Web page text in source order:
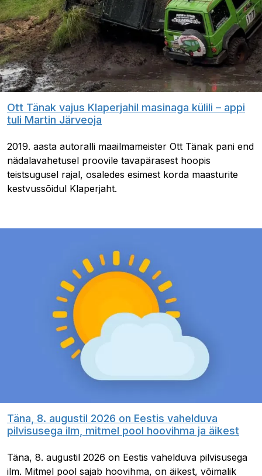
Ott Tänak vajus Klaperjahil masinaga külili – appi
tuli Martin Järveoja
2019. aasta autoralli maailmameister Ott Tänak pani end
nädalavahetusel proovile tavapärasest hoopis
teistsugusel rajal, osaledes esimest korda maasturite
kestvussõidul Klaperjaht.
Täna, 8. augustil 2026 on Eestis vahelduva
pilvisusega ilm, mitmel pool hoovihma ja äikest
Täna, 8. augustil 2026 on Eestis vahelduva pilvisusega
ilm. Mitmel pool sajab hoovihma, on äikest, võimalik